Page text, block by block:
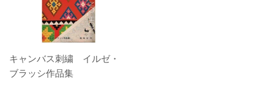
キャンバス刺繍 イルゼ・
ブラッシ作品集